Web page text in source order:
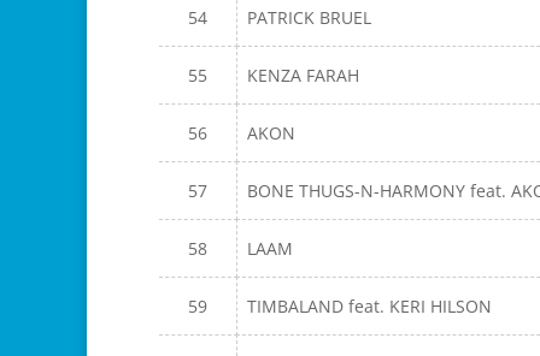
54 PATRICK BRUEL
55 KENZA FARAH
56 AKON
57 BONE THUGS-N-HARMONY feat.
58 LAAM
59 TIMBALAND feat. KERI HILSON